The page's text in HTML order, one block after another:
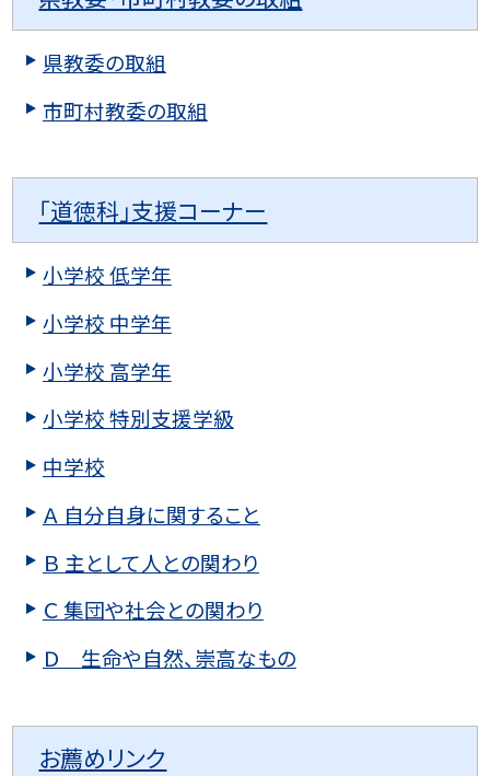
県教委の取組
市町村教委の取組
「道徳科」支援コーナー
小学校 低学年
小学校 中学年
小学校 高学年
小学校 特別支援学級
中学校
Ａ 自分自身に関すること
Ｂ 主として人との関わり
Ｃ 集団や社会との関わり
Ｄ 生命や自然、崇高なもの
お薦めリンク